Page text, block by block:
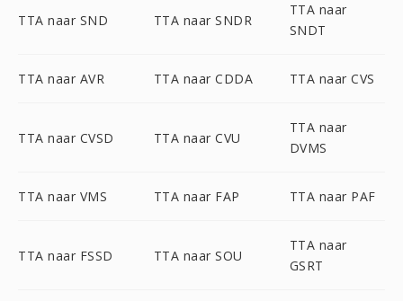
TTA naar SND TTA naar SNDR
TTA naar
SNDT
TTA naar AVR TTA naar CDDA TTA naar CVS
TTA naar CVSD TTA naar CVU
TTA naar
DVMS
TTA naar VMS TTA naar FAP TTA naar PAF
TTA naar FSSD TTA naar SOU
TTA naar
GSRT